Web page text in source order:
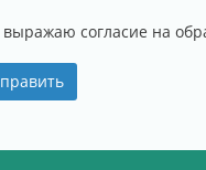
согласие на